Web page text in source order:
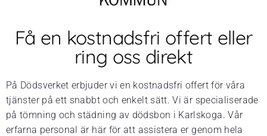
Få en kostnadsfri offert eller
ring oss direkt
På Dödsverket erbjuder vi en kostnadsfri offert för våra
tjänster på ett snabbt och enkelt sätt. Vi är specialiserade
på tömning och städning av dödsbon i Karlskoga. Vår
erfarna personal är här för att assistera er genom hela